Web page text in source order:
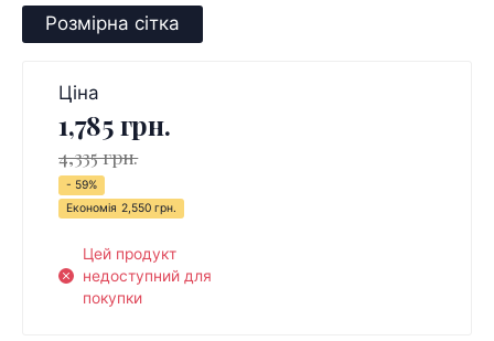
Розмірна сітка
Ціна
1,785 грн.
4,335 грн.
- 59%
Економія 2,550 грн.
Цей продукт
недоступний для
покупки